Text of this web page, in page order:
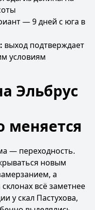
— 9 дней с юга в
выход подтверждает
условиям
Эльбрус
меняется
— переходность.
новым
а
всё заметнее
у скал Пастухова,